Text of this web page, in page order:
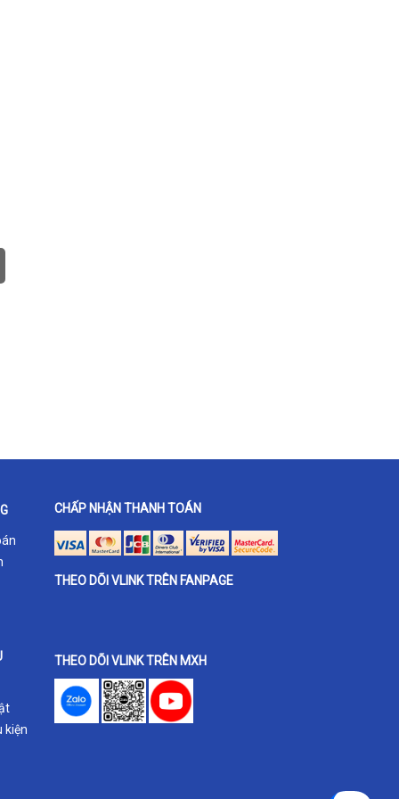
kiện
CHẤP NHẬN THANH TOÁN
THEO DÕI VLINK TRÊN FANPAGE
THEO DÕI VLINK TRÊN MXH